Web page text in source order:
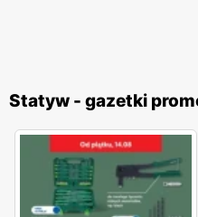
Statyw - gazetki